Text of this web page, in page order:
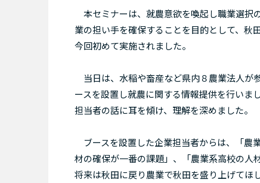
本セミナーは、就農意欲を喚起し職業選択
業の担い手を確保することを目的として、秋
今回初めて実施されました。
当日は、水稲や畜産など県内８農業法人が
ースを設置し就農に関する情報提供を行いま
担当者の話に耳を傾け、理解を深めました。
ブースを設置した企業担当者からは、「農
材の確保が一番の課題」、「農業系高校の人
将来は秋田に戻り農業で秋田を盛り上げてほ